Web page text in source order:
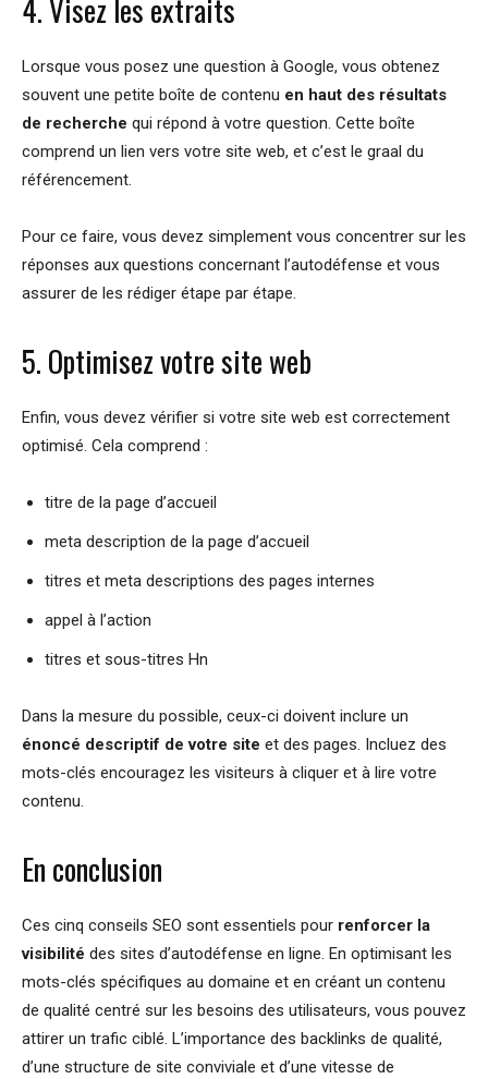
4. Visez les extraits
Lorsque vous posez une question à Google, vous obtenez
souvent une petite boîte de contenu en haut des résultats
de recherche qui répond à votre question. Cette boîte
comprend un lien vers votre site web, et c’est le graal du
référencement.
Pour ce faire, vous devez simplement vous concentrer sur les
réponses aux questions concernant l’autodéfense et vous
assurer de les rédiger étape par étape.
5. Optimisez votre site web
Enfin, vous devez vérifier si votre site web est correctement
optimisé. Cela comprend :
titre de la page d’accueil
meta description de la page d’accueil
titres et meta descriptions des pages internes
appel à l’action
titres et sous-titres Hn
Dans la mesure du possible, ceux-ci doivent inclure un
énoncé descriptif de votre site et des pages. Incluez des
mots-clés encouragez les visiteurs à cliquer et à lire votre
contenu.
En conclusion
Ces cinq conseils SEO sont essentiels pour renforcer la
visibilité des sites d’autodéfense en ligne. En optimisant les
mots-clés spécifiques au domaine et en créant un contenu
de qualité centré sur les besoins des utilisateurs, vous pouvez
attirer un trafic ciblé. L’importance des backlinks de qualité,
d’une structure de site conviviale et d’une vitesse de